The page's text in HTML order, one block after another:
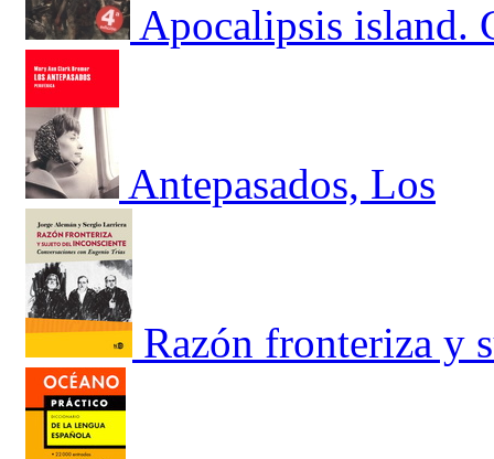
Apocalipsis island.
Antepasados, Los
Razón fronteriza y